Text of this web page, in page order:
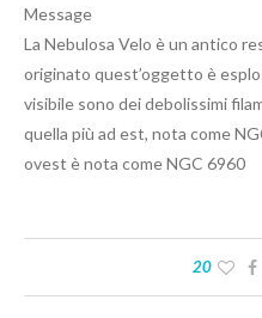
Message
La Nebulosa Velo è un antico
originato quest’oggetto è
visibile sono dei debolissimi
quella più ad est, nota come
ovest è nota come NGC 6960
20